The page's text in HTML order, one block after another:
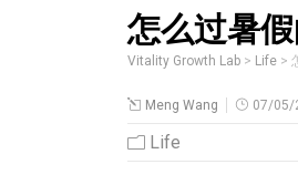
怎么过暑
Vitality Growth Lab > Life >
Meng Wang 07/05/
Life